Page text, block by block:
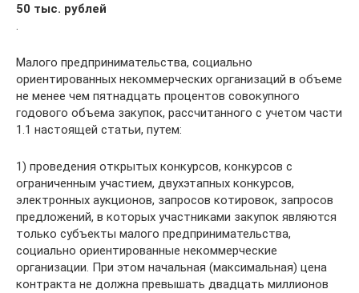
50 тыс. рублей
.
Малого предпринимательства, социально
ориентированных некоммерческих организаций в объеме
не менее чем пятнадцать процентов совокупного
годового объема закупок, рассчитанного с учетом части
1.1 настоящей статьи, путем:
1) проведения открытых конкурсов, конкурсов с
ограниченным участием, двухэтапных конкурсов,
электронных аукционов, запросов котировок, запросов
предложений, в которых участниками закупок являются
только субъекты малого предпринимательства,
социально ориентированные некоммерческие
организации. При этом начальная (максимальная) цена
контракта не должна превышать двадцать миллионов